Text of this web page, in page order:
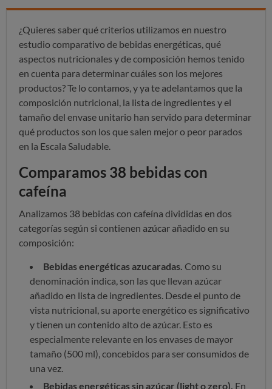
¿Quieres saber qué criterios utilizamos en nuestro
estudio comparativo de bebidas energéticas, qué
aspectos nutricionales y de composición hemos tenido
en cuenta para determinar cuáles son los mejores
productos? Te lo contamos, y ya te adelantamos que la
composición nutricional, la lista de ingredientes y el
tamaño del envase unitario han servido para determinar
qué productos son los que salen mejor o peor parados
en la Escala Saludable.
Comparamos 38 bebidas con
cafeína
Analizamos 38 bebidas con cafeína divididas en dos
categorías según si contienen azúcar añadido en su
composición:
Bebidas energéticas azucaradas. Como su
denominación indica, son las que llevan azúcar
añadido en lista de ingredientes. Desde el punto de
vista nutricional, su aporte energético es significativo
y tienen un contenido alto de azúcar. Esto es
especialmente relevante en los envases de mayor
tamaño (500 ml), concebidos para ser consumidos de
una vez.
Bebidas energéticas sin azúcar (light o zero). En